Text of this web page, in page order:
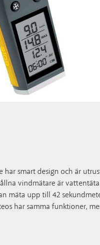
smart design och är
vindmätare är
mäta upp till 42
har samma funktioner,